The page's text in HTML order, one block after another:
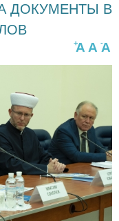
ДОКУМЕНТЫ В
-A
A
+A